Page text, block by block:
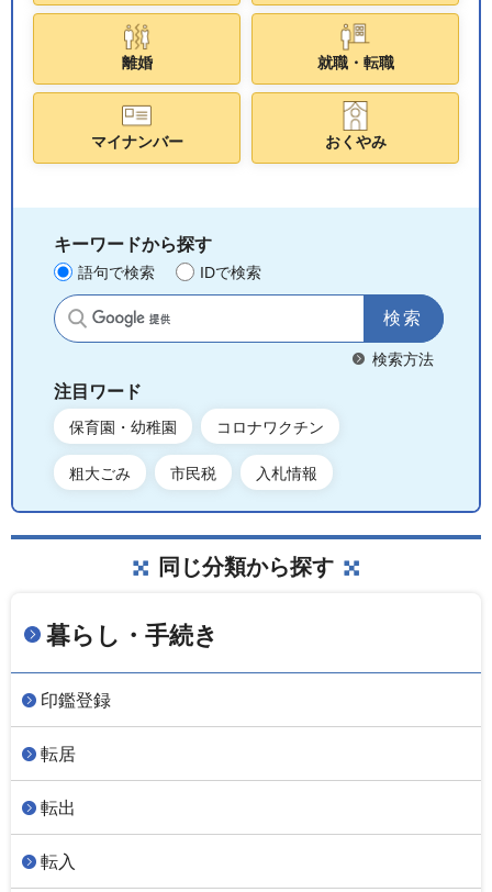
離婚 就職・転職
マイナンバー おくやみ
キーワードから探す
語句で検索 IDで検索
サイト内検索
検索方法
注目ワード
保育園・幼稚園 コロナワクチン
粗大ごみ 市民税 入札情報
同じ分類から探す
暮らし・手続き
印鑑登録
転居
転出
転入